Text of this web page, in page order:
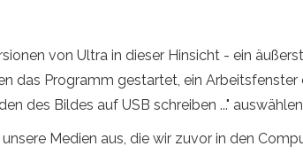
von Ultra in dieser Hinsicht - ein
das Programm gestartet, ein Arbeitsfenster
des Bildes auf USB schreiben ..."
Medien aus, die wir zuvor in den